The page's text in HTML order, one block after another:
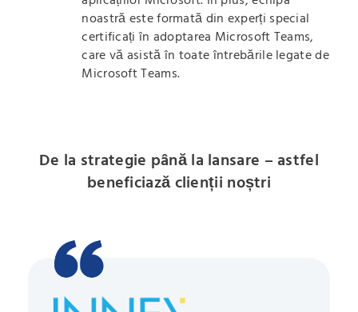
noastră este formată din experți special
certificați în adoptarea Microsoft Teams,
care vă asistă în toate întrebările legate de
Microsoft Teams.
De la strategie până la lansare – astfel
beneficiază clienții noștri